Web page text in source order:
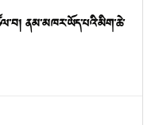
ནམ་མཁར་ཡོད་པའི་མིག་ཆེ་